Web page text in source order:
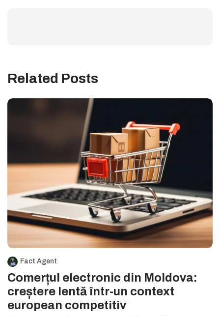
Related Posts
Fact Agent
Comerțul electronic din Moldova:
creștere lentă într-un context
european competitiv